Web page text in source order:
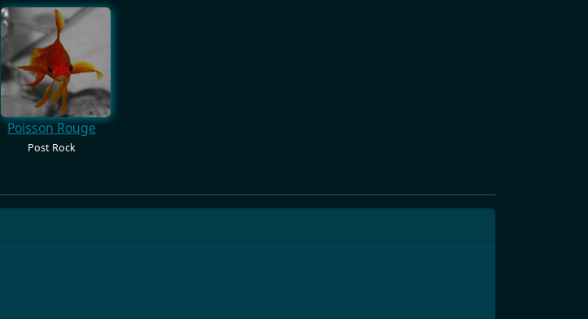
Poisson Rouge
Post Rock